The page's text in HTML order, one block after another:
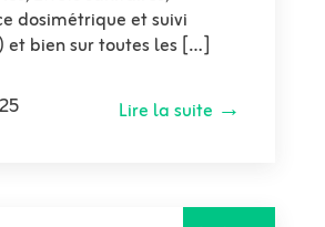
dosimétrique et suivi
et bien sur toutes les […]
Lire la suite →